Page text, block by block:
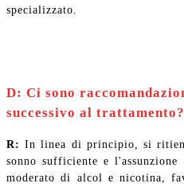
specializzato.
D: Ci sono
successivo al trattamento?
R:In linea di principio, si
sonno sufficiente e
moderato di alcol e nicotina,